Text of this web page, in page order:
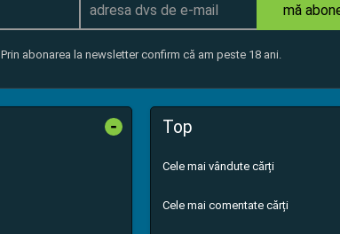
mă
Prin abonarea la newsletter confirm că am peste 18 ani.
- Top
Cele mai vândute cărți
Cele mai comentate cărți